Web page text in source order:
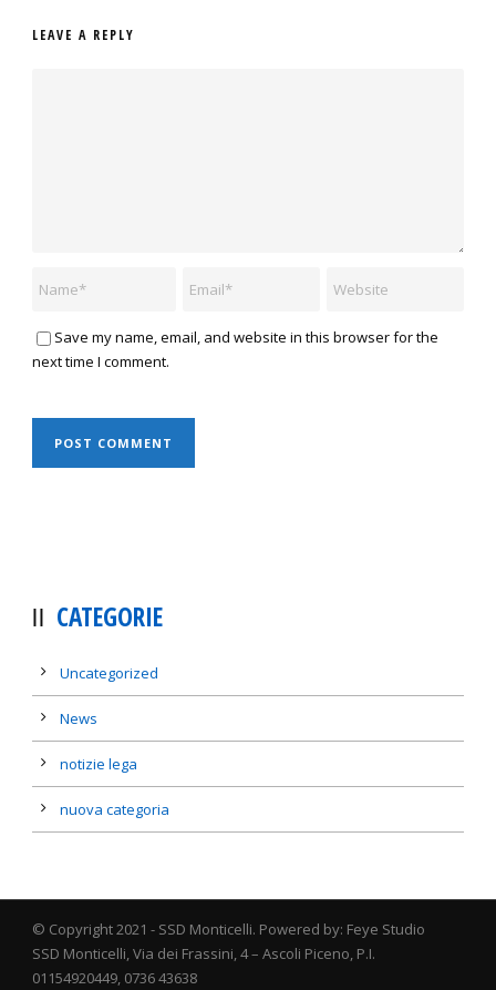
LEAVE A REPLY
Save my name, email, and website in this browser for the
next time I comment.
CATEGORIE
Uncategorized
News
notizie lega
nuova categoria
© Copyright 2021 - SSD Monticelli. Powered by: Feye Studio
SSD Monticelli, Via dei Frassini, 4 – Ascoli Piceno, P.I.
01154920449, 0736 43638